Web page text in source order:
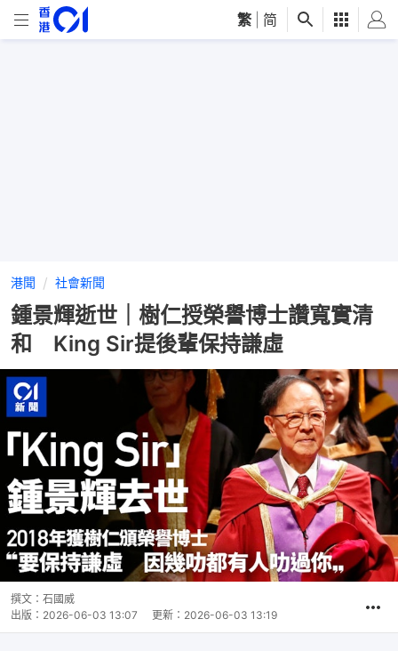
繁 简
港聞 社會新聞
鍾景輝逝世｜樹仁授榮譽博士讚寬實清
和 King Sir提後輩保持謙虛
撰文： 石國威
出版： 2026-06-03 13:07 更新： 2026-06-03 13:19